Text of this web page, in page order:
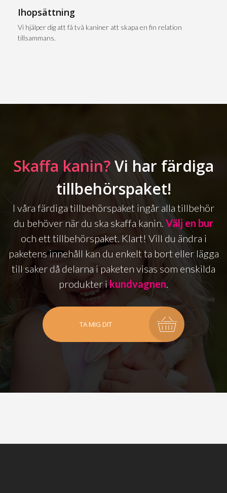
Ihopsättning
Vi hjälper dig att få två kaniner att skapa en fin relation
tillsammans.
Skaffa kanin?Vi har färdiga
tillbehörspaket!
I våra färdiga tillbehörspaket ingår alla tillbehör
du behöver när du ska skaffa kanin. Välj en bur
och ett tillbehörspaket. Klart! Vill du ändra i
paketens innehåll kan du enkelt ta bort eller lägga
till saker då delarna i paketen visas som enskilda
produkter ikundvagnen
TA MIG DIT